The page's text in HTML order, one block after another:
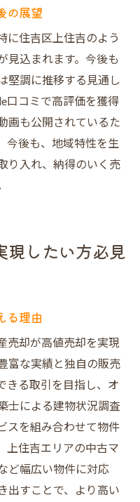
の展望
に住吉区上住吉のよう
見込まれます。今後も
堅調に推移する見通し
口コミで高評価を獲得
画も公開されているた
今後も、地域特性を生
り入れ、納得のいく売
現したい方必見
る理由
売却が高値売却を実現
富な実績と独自の販売
きる取引を目指し、オ
士による建物状況調査
スを組み合わせて物件
上住吉エリアの中古マ
ど幅広い物件に対応
出すことで、より高い